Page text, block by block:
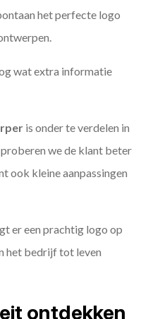
het perfecte logo
wat extra informatie
is onder te verdelen in
we de klant beter
ook kleine aanpassingen
er een prachtig logo op
het bedrijf tot leven
ontdekken